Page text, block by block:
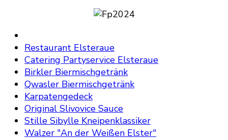
Restaurant Elsteraue
Catering Partyservice Elsteraue
Birkler Biermischgetränk
Qwasler Biermischgetränk
Karpatengedeck
Original Slivovice Sauce
Stille Sibylle Kneipenklassiker
Walzer "An der Weißen Elster"